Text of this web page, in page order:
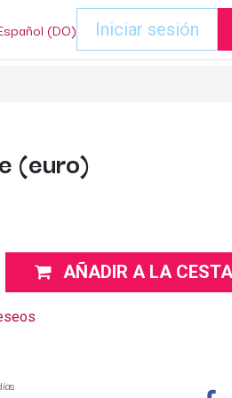
(DO) Iniciar sesión
(euro)
AÑADIR A LA CESTA